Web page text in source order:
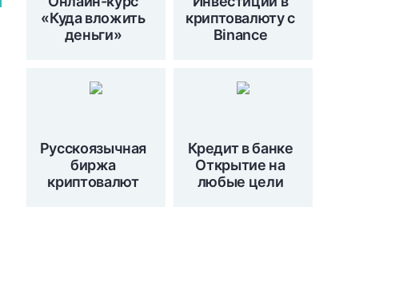
«Куда вложить
деньги»
криптовалюту с
Binance
Русскоязычная
биржа
криптовалют
Кредит в банке
Открытие на
любые цели